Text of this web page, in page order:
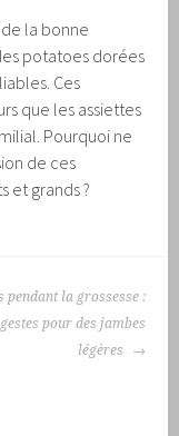
la bonne
potatoes dorées
Ces
que les assiettes
Pourquoi ne
de ces
et grands ?
pendant la grossesse :
pour des jambes
légères